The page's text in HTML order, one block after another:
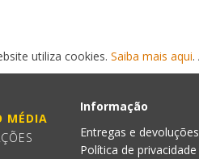
utiliza cookies. Saiba mais aqui.
MÉDIA
Informação
Entregas e devoluções
Política de privacidade